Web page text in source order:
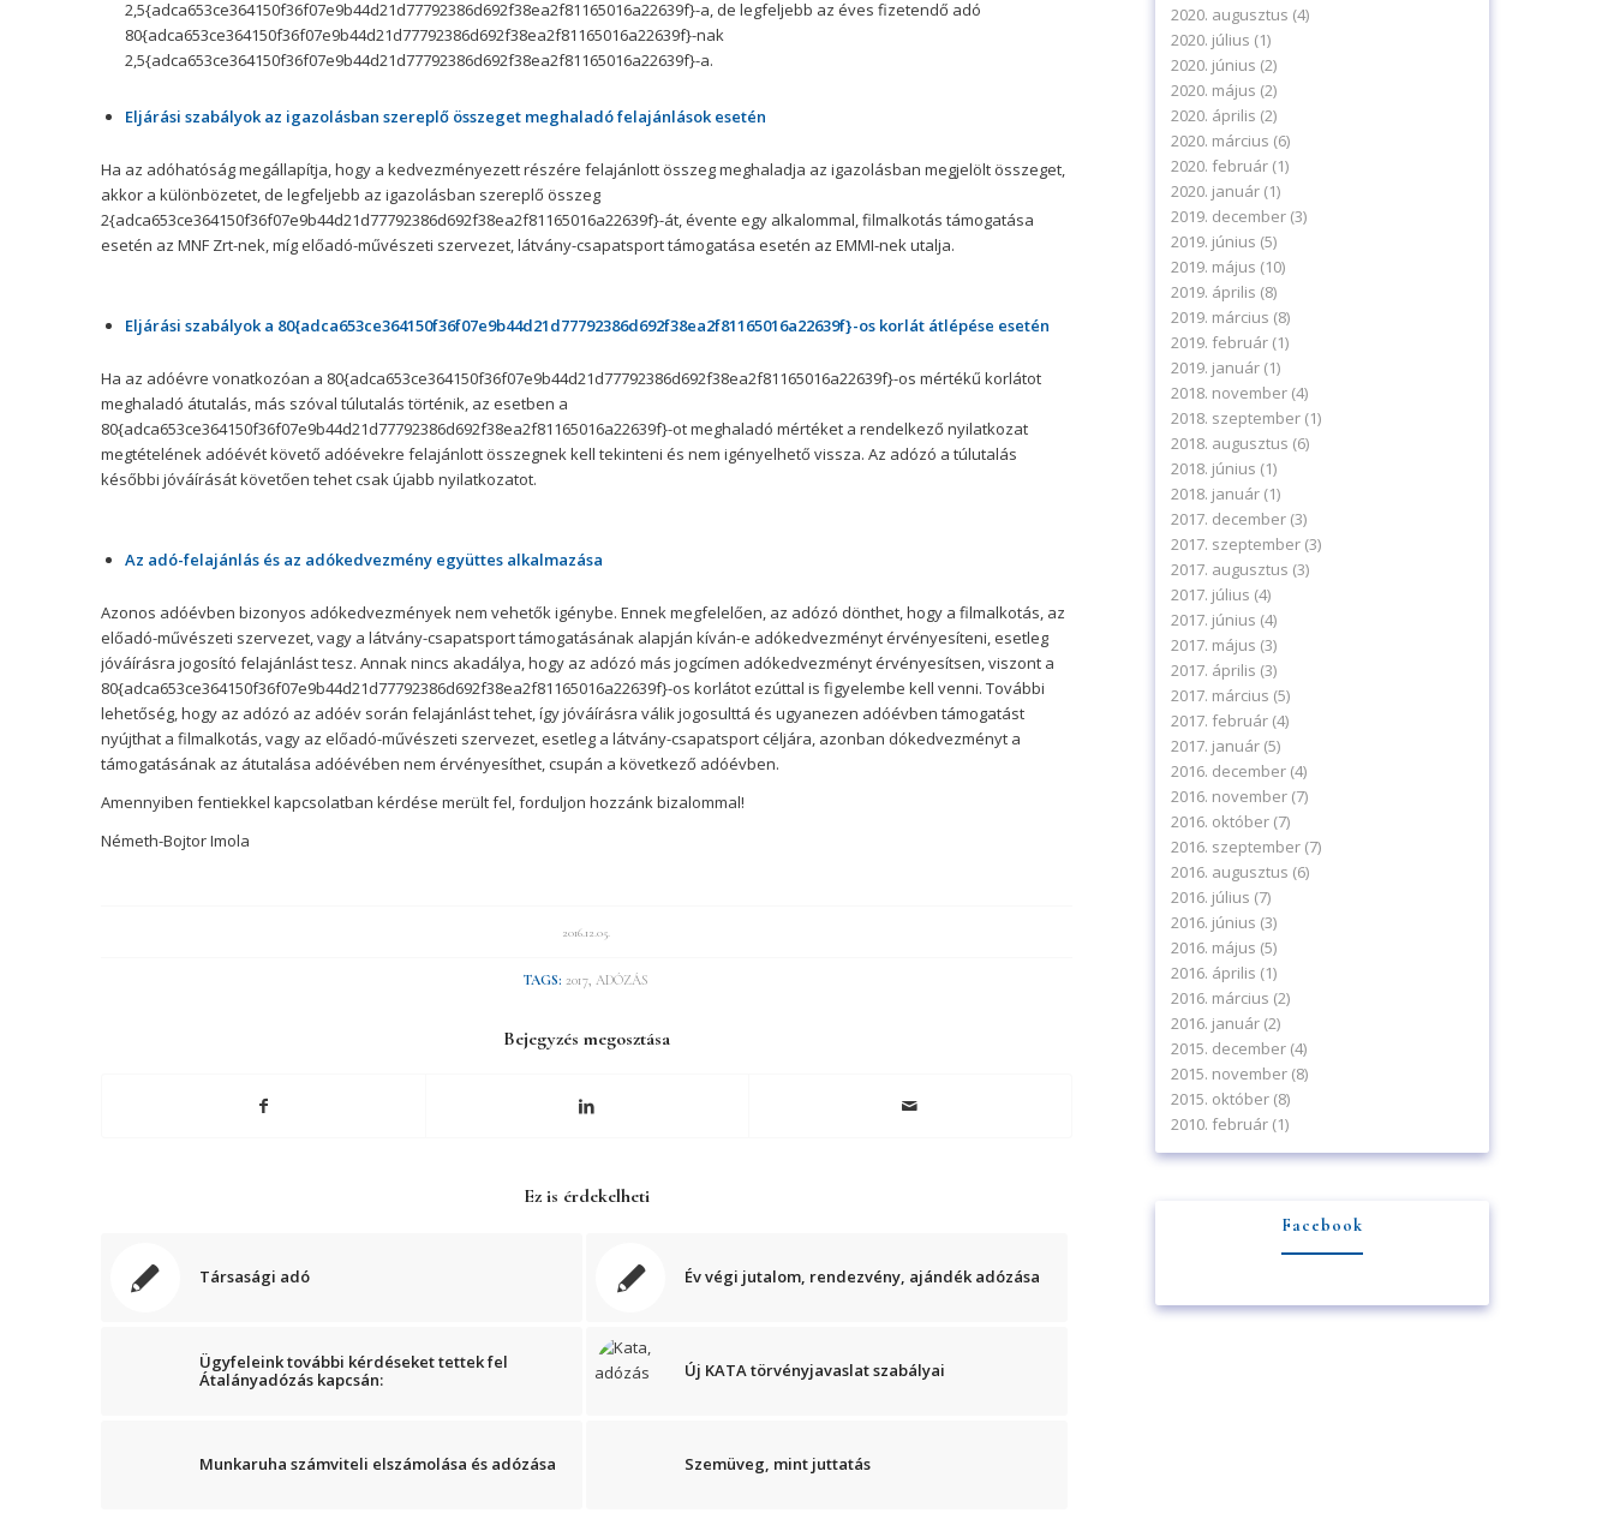
2,5{adca653ce364150f36f07e9b44d21d77792386d692f38ea2f81165016a22639f}-a, de legfeljebb az éves fizetendő adó
80{adca653ce364150f36f07e9b44d21d77792386d692f38ea2f81165016a22639f}-nak
2,5{adca653ce364150f36f07e9b44d21d77792386d692f38ea2f81165016a22639f}-a.
Eljárási szabályok az igazolásban szereplő összeget meghaladó felajánlások esetén
Ha az adóhatóság megállapítja, hogy a kedvezményezett részére felajánlott összeg meghaladja az igazolásban megjelölt összeget,
akkor a különbözetet, de legfeljebb az igazolásban szereplő összeg
2{adca653ce364150f36f07e9b44d21d77792386d692f38ea2f81165016a22639f}-át, évente egy alkalommal, filmalkotás támogatása
esetén az MNF Zrt-nek, míg előadó-művészeti szervezet, látvány-csapatsport támogatása esetén az EMMI-nek utalja.
Eljárási szabályok a 80{adca653ce364150f36f07e9b44d21d77792386d692f38ea2f81165016a22639f}-os korlát átlépése esetén
Ha az adóévre vonatkozóan a 80{adca653ce364150f36f07e9b44d21d77792386d692f38ea2f81165016a22639f}-os mértékű korlátot
meghaladó átutalás, más szóval túlutalás történik, az esetben a
80{adca653ce364150f36f07e9b44d21d77792386d692f38ea2f81165016a22639f}-ot meghaladó mértéket a rendelkező nyilatkozat
megtételének adóévét követő adóévekre felajánlott összegnek kell tekinteni és nem igényelhető vissza. Az adózó a túlutalás
későbbi jóváírását követően tehet csak újabb nyilatkozatot.
Az adó-felajánlás és az adókedvezmény együttes alkalmazása
Azonos adóévben bizonyos adókedvezmények nem vehetők igénybe. Ennek megfelelően, az adózó dönthet, hogy a filmalkotás, az
előadó-művészeti szervezet, vagy a látvány-csapatsport támogatásának alapján kíván-e adókedvezményt érvényesíteni, esetleg
jóváírásra jogosító felajánlást tesz. Annak nincs akadálya, hogy az adózó más jogcímen adókedvezményt érvényesítsen, viszont a
80{adca653ce364150f36f07e9b44d21d77792386d692f38ea2f81165016a22639f}-os korlátot ezúttal is figyelembe kell venni. További
lehetőség, hogy az adózó az adóév során felajánlást tehet, így jóváírásra válik jogosulttá és ugyanezen adóévben támogatást
nyújthat a filmalkotás, vagy az előadó-művészeti szervezet, esetleg a látvány-csapatsport céljára, azonban dókedvezményt a
támogatásának az átutalása adóévében nem érvényesíthet, csupán a következő adóévben.
Amennyiben fentiekkel kapcsolatban kérdése merült fel, forduljon hozzánk bizalommal!
Németh-Bojtor Imola
2016.12.05.
TAGS: 2017,ADÓZÁS
Bejegyzés megosztása
Ez is érdekelheti
Társasági adó Év végi jutalom, rendezvény, ajándék adózása
Ügyfeleink további kérdéseket tettek fel
Átalányadózás kapcsán:
Új KATA törvényjavaslat szabályai
Munkaruha számviteli elszámolása és adózása Szemüveg, mint juttatás
2020. augusztus (4)
2020. július (1)
2020. június (2)
2020. május (2)
2020. április (2)
2020. március (6)
2020. február(1)
2020. január(1)
2019. december(3)
2019. június (5)
2019. május (10)
2019. április (8)
2019. március (8)
2019. február(1)
2019. január(1)
2018. november(4)
2018. szeptember(1)
2018. augusztus (6)
2018. június (1)
2018. január(1)
2017. december(3)
2017. szeptember(3)
2017. augusztus (3)
2017. július (4)
2017. június (4)
2017. május (3)
2017. április (3)
2017. március (5)
2017. február(4)
2017. január(5)
2016. december(4)
2016. november(7)
2016. október(7)
2016. szeptember(7)
2016. augusztus (6)
2016. július (7)
2016. június (3)
2016. május (5)
2016. április (1)
2016. március (2)
2016. január(2)
2015. december(4)
2015. november(8)
2015. október(8)
2010. február(1)
Facebook